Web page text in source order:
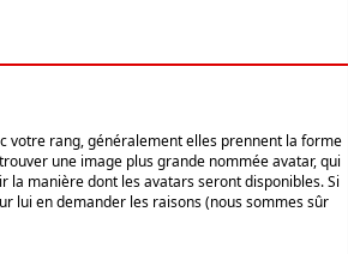
votre rang, généralement elles prennent la forme
une image plus grande nommée avatar, qui
manière dont les avatars seront disponibles. Si
lui en demander les raisons (nous sommes sûr